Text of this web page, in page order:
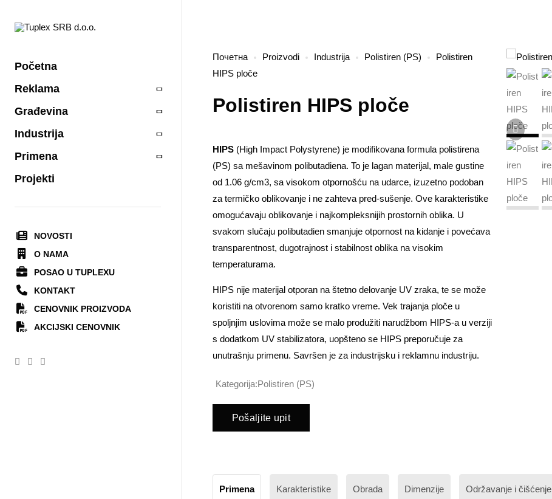
Početna
Reklama
Građevina
Industrija
Primena
Projekti
NOVOSTI
O NAMA
POSAO U TUPLEXU
KONTAKT
CENOVNIK PROIZVODA
AKCIJSKI CENOVNIK
Почетна Proizvodi Industrija Polistiren (PS)
Polistiren
HIPS ploče
Polistiren HIPS ploče
HIPS (High Impact Polystyrene) je modifikovana formula polistirena
(PS) sa mešavinom polibutadiena. To je lagan materijal, male gustine
od 1.06 g/cm3, sa visokom otpornošću na udarce, izuzetno podoban
za termičko oblikovanje i ne zahteva pred-sušenje. Ove karakteristike
omogućavaju oblikovanje i najkompleksnijih prostornih oblika. U
svakom slučaju polibutadien smanjuje otpornost na kidanje i povećava
transparentnost, dugotrajnost i stabilnost oblika na visokim
temperaturama.
HIPS nije materijal otporan na štetno delovanje UV zraka, te se može
koristiti na otvorenom samo kratko vreme. Vek trajanja ploče u
spoljnjim uslovima može se malo produžiti narudžbom HIPS-a u verziji
s dodatkom UV stabilizatora, uopšteno se HIPS preporučuje za
unutrašnju primenu. Savršen je za industrijsku i reklamnu industriju.
Kategorija:Polistiren (PS)
Pošaljite upit
Primena Karakteristike Obrada Dimenzije Održavanje i čišćenje